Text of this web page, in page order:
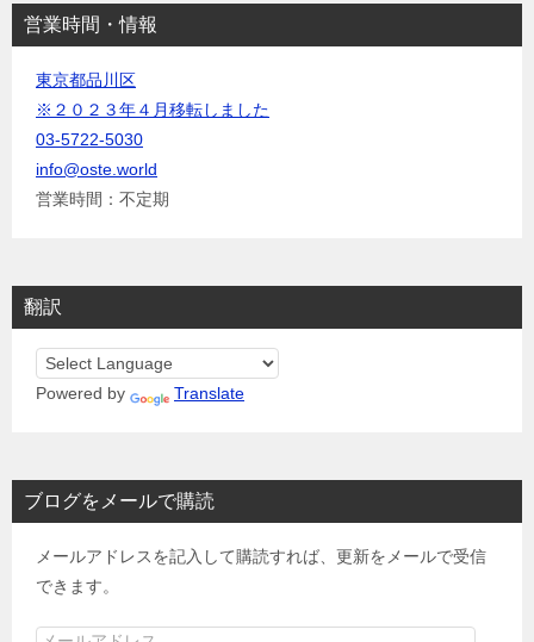
営業時間・情報
東京都品川区
※２０２３年４月移転しました
03-5722-5030
info@oste.world
営業時間：不定期
翻訳
Powered by Translate
ブログをメールで購読
メールアドレスを記入して購読すれば、更新をメールで受信
できます。